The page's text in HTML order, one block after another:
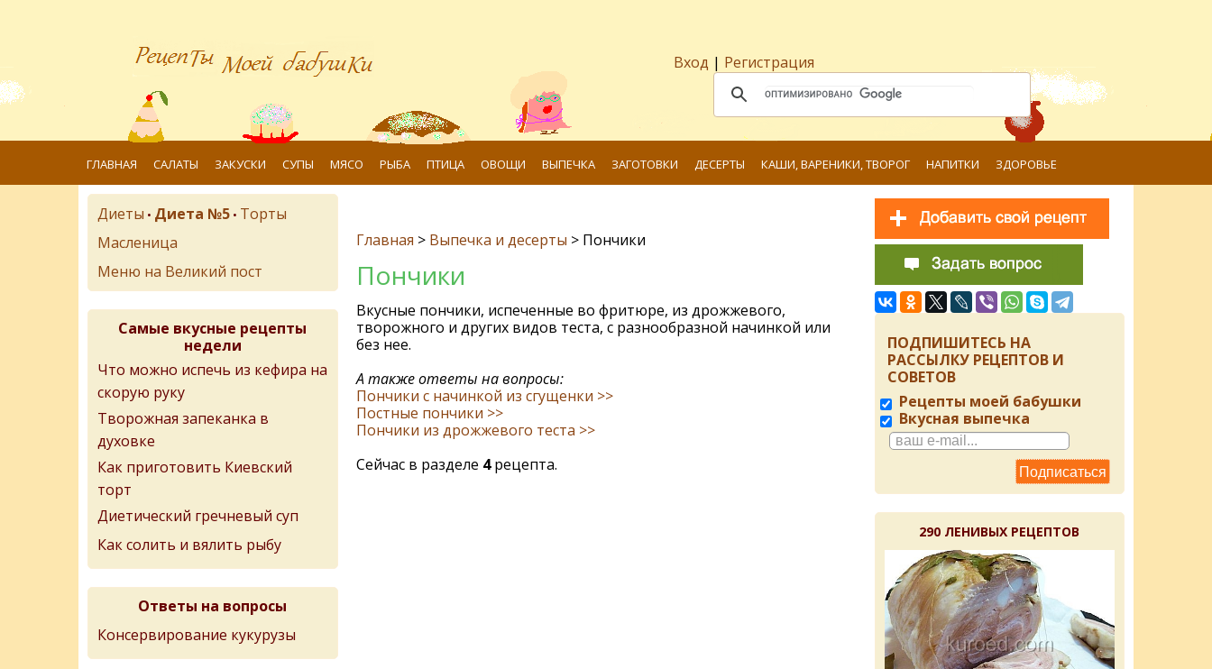
Вход | Регистрация
ГЛАВНАЯ САЛАТЫ ЗАКУСКИ СУПЫ МЯСО РЫБА ПТИЦА ОВОЩИ ВЫПЕЧКА ЗАГОТОВКИ ДЕСЕРТЫ КАШИ, ВАРЕНИКИ, ТВОРОГ НАПИТКИ ЗДОРОВЬЕ
Главная > Выпечка и десерты > Пончики
Пончики
Вкусные пончики, испеченные во фритюре, из дрожжевого,
творожного и других видов теста, с разнообразной начинкой или
без нее.
А также ответы на вопросы:
Пончики с начинкой из сгущенки >>
Постные пончики >>
Пончики из дрожжевого теста >>
Сейчас в разделе 4рецепта.
Диеты • Диета №5 • Торты
Масленица
Меню на Великий пост
Самые вкусные рецепты
недели
Что можно испечь из кефира на
скорую руку
Творожная запеканка в
духовке
Как приготовить Киевский
торт
Диетический гречневый суп
Как солить и вялить рыбу
Ответы на вопросы
Консервирование кукурузы
ПОДПИШИТЕСЬ НА
РАССЫЛКУ РЕЦЕПТОВ И
СОВЕТОВ
Рецепты моей бабушки
Вкусная выпечка
290 ЛЕНИВЫХ РЕЦЕПТОВ